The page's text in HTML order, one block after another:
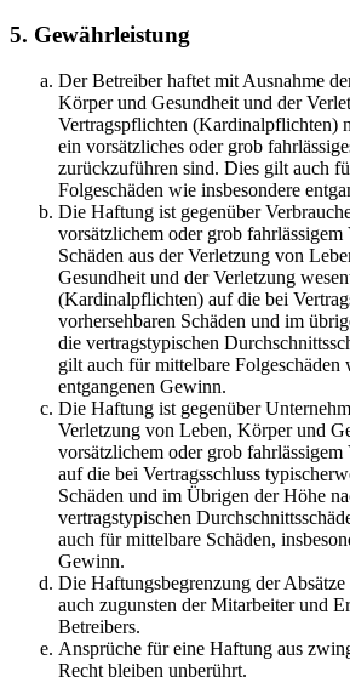
5. Gewährleistung
Der Betreiber haftet mit Ausnahme
Körper und Gesundheit und der
Vertragspflichten (Kardinalpflichten)
ein vorsätzliches oder grob
zurückzuführen sind. Dies gilt auch
Folgeschäden wie insbesondere
Die Haftung ist gegenüber
vorsätzlichem oder grob fahrlässigem
Schäden aus der Verletzung von
Gesundheit und der Verletzung
(Kardinalpflichten) auf die bei
vorhersehbaren Schäden und im
die vertragstypischen
gilt auch für mittelbare Folgeschäden
entgangenen Gewinn.
Die Haftung ist gegenüber
Verletzung von Leben, Körper und
vorsätzlichem oder grob fahrlässigem
auf die bei Vertragsschluss
Schäden und im Übrigen der Höhe
vertragstypischen
auch für mittelbare Schäden,
Gewinn.
Die Haftungsbegrenzung der
auch zugunsten der Mitarbeiter und
Betreibers.
Ansprüche für eine Haftung aus
Recht bleiben unberührt.